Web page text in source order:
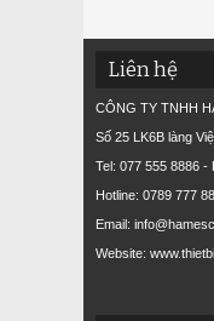
Liên hệ
CÔNG TY TNHH
Số 25 LK6B làng
Tel: 077 555 8886 -
Hotline: 0789 777
Email:
Website: